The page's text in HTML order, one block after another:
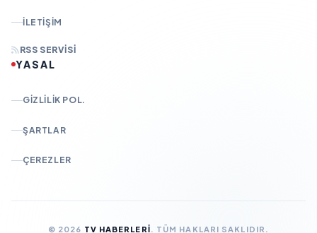
İLETIŞIM
RSS SERVISI
YASAL
GIZLILIK POL.
ŞARTLAR
ÇEREZLER
© 2026 TV HABERLERI. TÜM HAKLARI SAKLIDIR.